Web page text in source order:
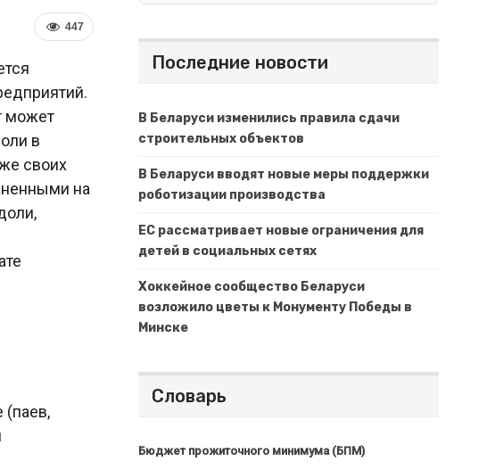
447
может
в
своих
на
(паев,
Последние новости
В Беларуси изменились правила сдачи
строительных объектов
В Беларуси вводят новые меры поддержки
роботизации производства
ЕС рассматривает новые ограничения для
детей в социальных сетях
Хоккейное сообщество Беларуси
возложило цветы к Монументу Победы в
Минске
Словарь
Бюджет прожиточного минимума (БПМ)